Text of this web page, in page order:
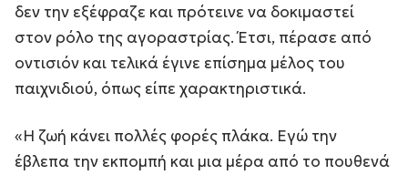
δεν την εξέφραζε και πρότεινε να δοκιμαστεί
στον ρόλο της αγοραστρίας. Έτσι, πέρασε από
οντισιόν και τελικά έγινε επίσημα μέλος του
παιχνιδιού, όπως είπε χαρακτηριστικά.
«Η ζωή κάνει πολλές φορές πλάκα. Εγώ την
έβλεπα την εκπομπή και μια μέρα από το πουθενά